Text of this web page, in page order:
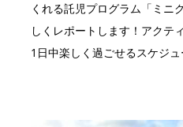
くれる託児プログラム「ミニ
しくレポートします！アクテ
1日中楽しく過ごせるスケジュ